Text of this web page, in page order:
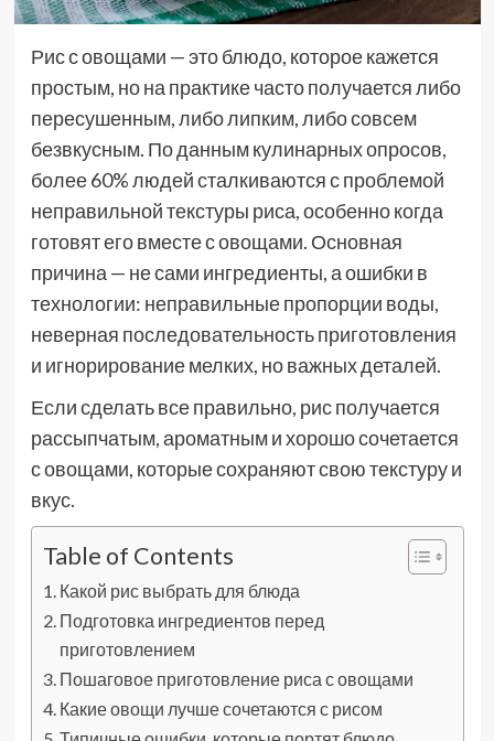
Рис с овощами — это блюдо, которое кажется
простым, но на практике часто получается либо
пересушенным, либо липким, либо совсем
безвкусным. По данным кулинарных опросов,
более 60% людей сталкиваются с проблемой
неправильной текстуры риса, особенно когда
готовят его вместе с овощами. Основная
причина — не сами ингредиенты, а ошибки в
технологии: неправильные пропорции воды,
неверная последовательность приготовления
и игнорирование мелких, но важных деталей.
Если сделать все правильно, рис получается
рассыпчатым, ароматным и хорошо сочетается
с овощами, которые сохраняют свою текстуру и
вкус.
Table of Contents
Какой рис выбрать для блюда
Подготовка ингредиентов перед
приготовлением
Пошаговое приготовление риса с овощами
Какие овощи лучше сочетаются с рисом